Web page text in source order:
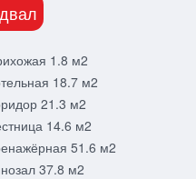
1.8 м2
18.7 м2
21.3 м2
14.6 м2
51.6 м2
37.8 м2